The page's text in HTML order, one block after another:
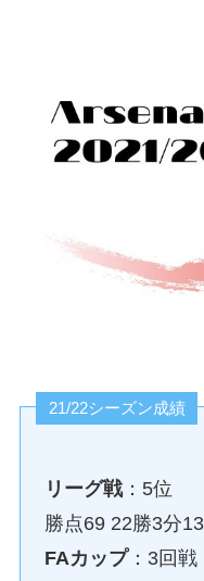
21/22シーズン成績
リーグ戦：5位
勝点69 22勝3分
FAカップ：3回戦